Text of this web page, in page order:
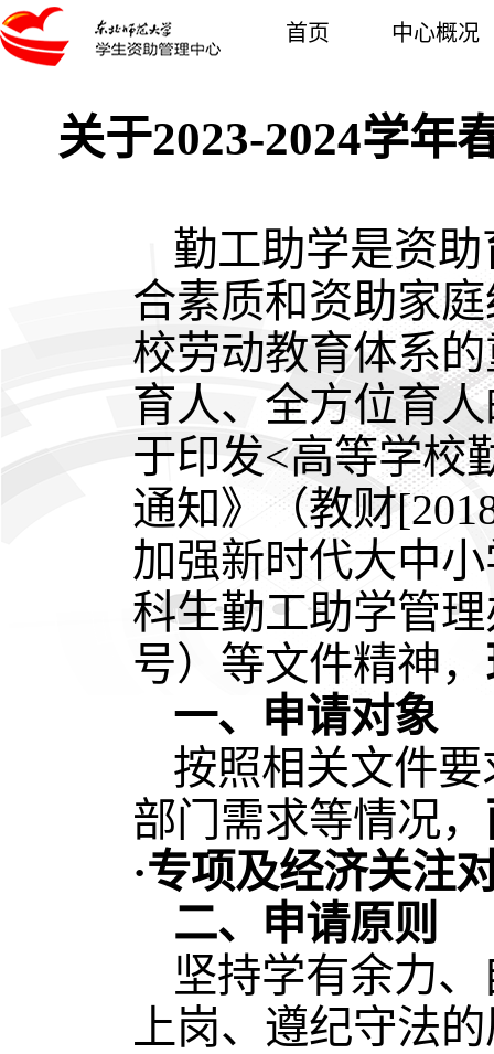
首页 中心概况
关于2023-2024学年
勤工助学是资
合素质和资助家
校劳动教育体系
育人、全方位育
于印发<高等学校
通知》（教财
加强新时代大中
科生勤工助学管
号）等文件精神，
一、申请对象
按照相关文件
部门需求等情况，
·专项及经济关注
二、申请原则
坚持学有余力
上岗、遵纪守法